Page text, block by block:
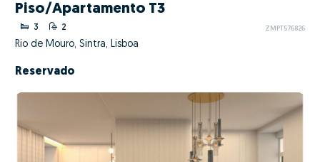
Piso/Apartamento T3
3 2 ZMPT576826
Rio de Mouro, Sintra, Lisboa
Reservado